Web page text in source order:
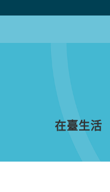
在臺生活